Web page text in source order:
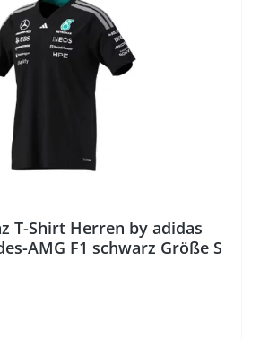
T-Shirt Herren by adidas
AMG F1 schwarz Größe S